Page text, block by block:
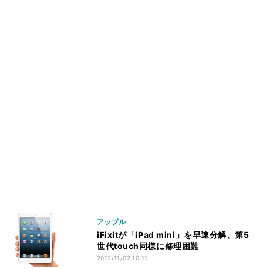
アップル
iFixitが「iPad mini」を早速分解、第5
世代touch同様に修理困難
2012/11/02 10:11